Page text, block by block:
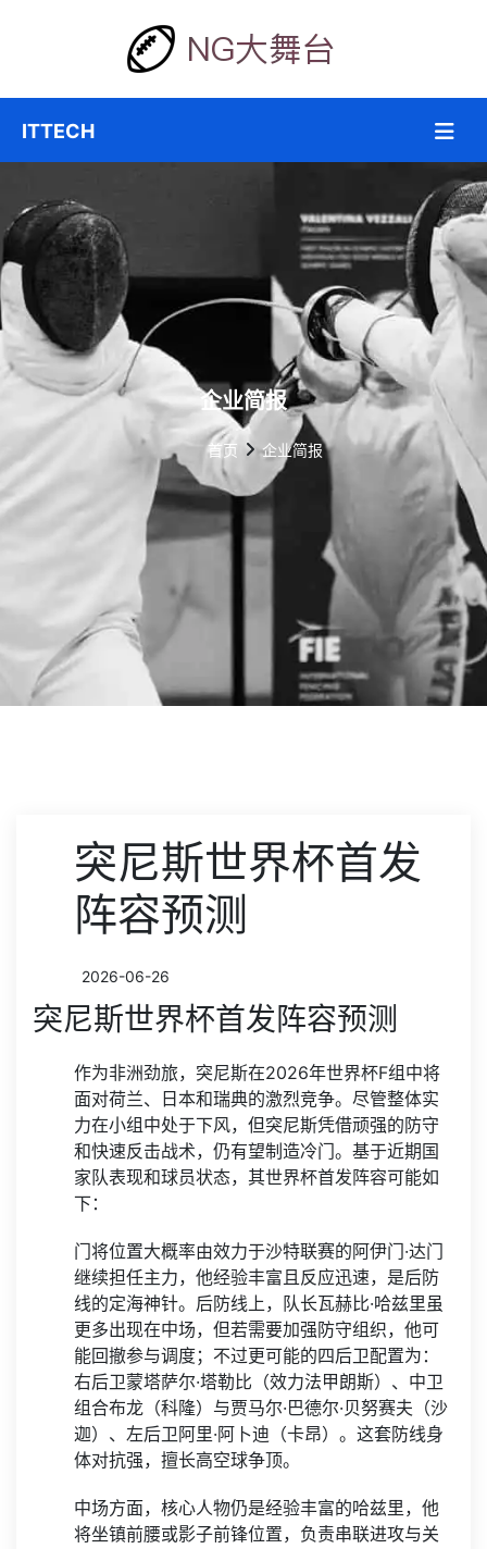
企业简报
首页 企业简报
突尼斯世界杯首发
阵容预测
2026-06-26
突尼斯世界杯首发阵容预测
作为非洲劲旅，突尼斯在2026年世界杯F组中将
面对荷兰、日本和瑞典的激烈竞争。尽管整体实
力在小组中处于下风，但突尼斯凭借顽强的防守
和快速反击战术，仍有望制造冷门。基于近期国
家队表现和球员状态，其世界杯首发阵容可能如
下：
门将位置大概率由效力于沙特联赛的阿伊门·达门
继续担任主力，他经验丰富且反应迅速，是后防
线的定海神针。后防线上，队长瓦赫比·哈兹里虽
更多出现在中场，但若需要加强防守组织，他可
能回撤参与调度；不过更可能的四后卫配置为：
右后卫蒙塔萨尔·塔勒比（效力法甲朗斯）、中卫
组合布龙（科隆）与贾马尔·巴德尔·贝努赛夫（沙
迦）、左后卫阿里·阿卜迪（卡昂）。这套防线身
体对抗强，擅长高空球争顶。
中场方面，核心人物仍是经验丰富的哈兹里，他
将坐镇前腰或影子前锋位置，负责串联进攻与关